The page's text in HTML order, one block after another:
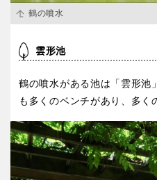
鶴の噴水
雲形池
鶴の噴水がある池は「雲形池
も多くのベンチがあり、多く